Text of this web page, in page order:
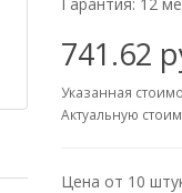
741.62
Указанная
Актуальную
Цена от 10